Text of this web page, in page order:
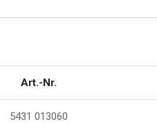
Art.-Nr.
5431 013060